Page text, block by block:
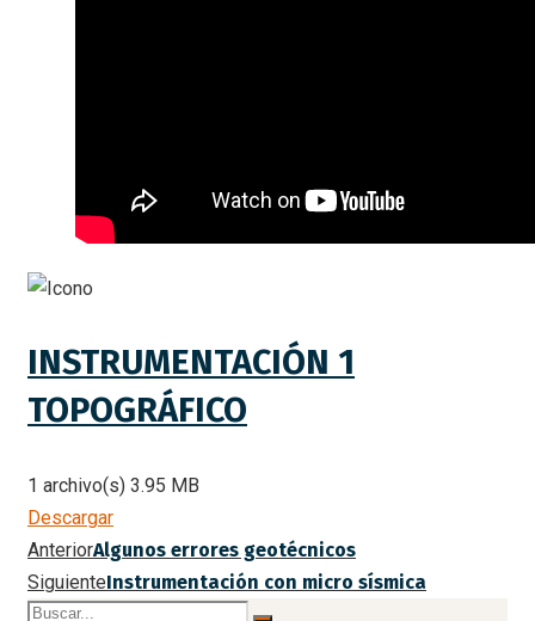
INSTRUMENTACIÓN 1
TOPOGRÁFICO
1 archivo(s) 3.95 MB
Descargar
AnteriorAlgunos errores geotécnicos
SiguienteInstrumentación con micro sísmica